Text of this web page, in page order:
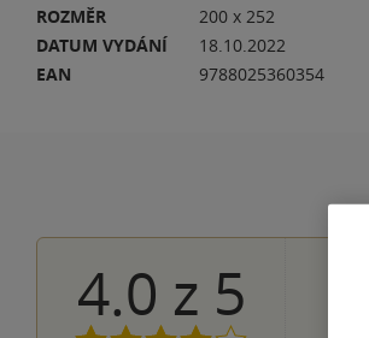
ROZMĚR
200 x 252
DATUM VYDÁNÍ
18.10.2022
EAN
9788025360354
4.0 z 5